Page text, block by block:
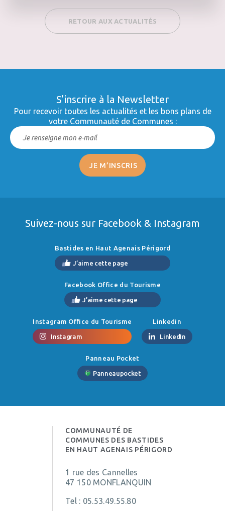
RETOUR AUX ACTUALITÉS
S’inscrire à la Newsletter
Pour recevoir toutes les actualités et les bons plans de
votre Communauté de Communes :
Suivez-nous sur Facebook & Instagram
Bastides en Haut Agenais Périgord
J’aime cette page
Facebook Office du Tourisme
J’aime cette page
Instagram Office du Tourisme
Instagram
Linkedin
LinkedIn
Panneau Pocket
Panneaupocket
COMMUNAUTÉ DE
COMMUNES DES BASTIDES
EN HAUT AGENAIS PÉRIGORD
1 rue des Cannelles
47 150 MONFLANQUIN
Tel : 05.53.49.55.80